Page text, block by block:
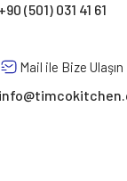
+90 (501) 031 41 61
Mail ile Bize Ulaşın